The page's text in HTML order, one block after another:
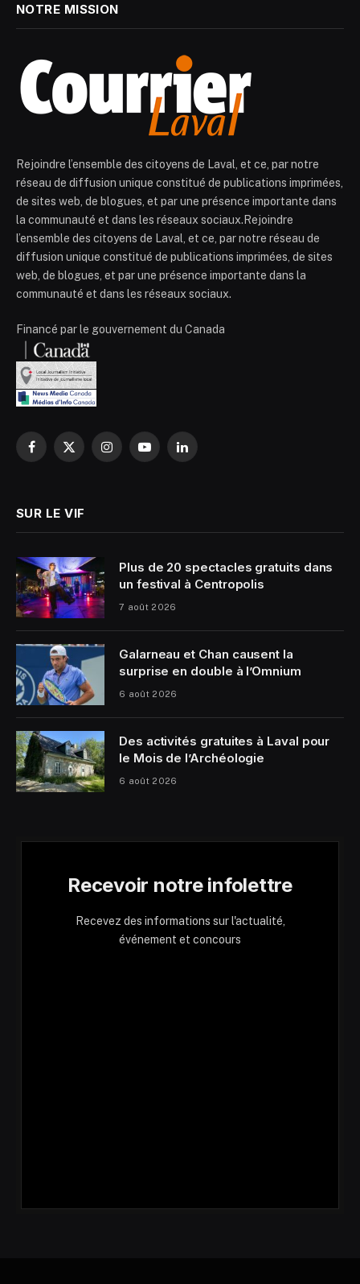
NOTRE MISSION
Rejoindre l’ensemble des citoyens de Laval, et ce, par notre
réseau de diffusion unique constitué de publications imprimées,
de sites web, de blogues, et par une présence importante dans
la communauté et dans les réseaux sociaux.Rejoindre
l’ensemble des citoyens de Laval, et ce, par notre réseau de
diffusion unique constitué de publications imprimées, de sites
web, de blogues, et par une présence importante dans la
communauté et dans les réseaux sociaux.
Financé par le gouvernement du Canada
Facebook
X
InstagramYouTubeLinkedIn
SUR LE VIF
Plus de 20 spectacles gratuits dans
un festival à Centropolis
7 août 2026
Galarneau et Chan causent la
surprise en double à l’Omnium
6 août 2026
Des activités gratuites à Laval pour
le Mois de l’Archéologie
6 août 2026
Recevoir notre infolettre
Recevez des informations sur l'actualité,
événement et concours